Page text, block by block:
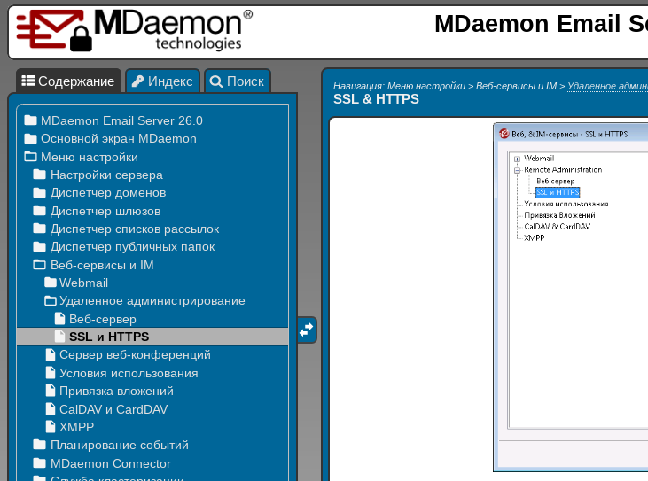
MDaemon Email
Навигация: Меню настройки > Веб-сервисы и IM > Удаленное
SSL & HTTPS
Содержание Индекс Поиск